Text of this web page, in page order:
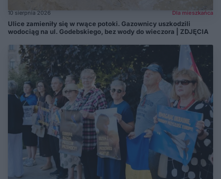
10 sierpnia 2026 Dla mieszkańca
Ulice zamieniły się w rwące potoki. Gazownicy uszkodzili
wodociąg na ul. Godebskiego, bez wody do wieczora | ZDJĘCIA